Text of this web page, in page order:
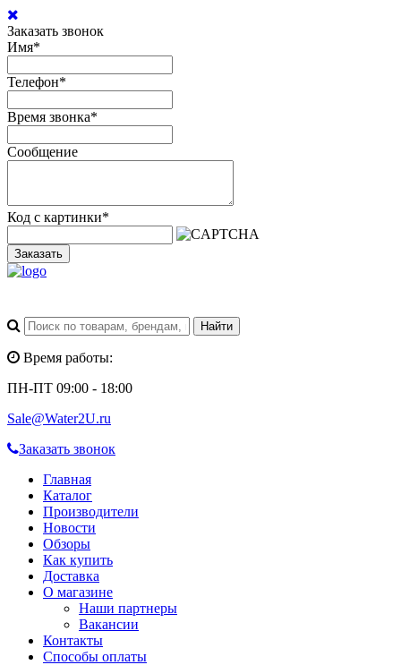
Заказать звонок
Имя*
Телефон*
Время звонка*
Сообщение
Код с картинки*
Заказать
Время работы:
ПН-ПТ 09:00 - 18:00
Sale@Water2U.ru
Заказать звонок
Главная
Каталог
Производители
Новости
Обзоры
Как купить
Доставка
О магазине
Наши партнеры
Вакансии
Контакты
Способы оплаты